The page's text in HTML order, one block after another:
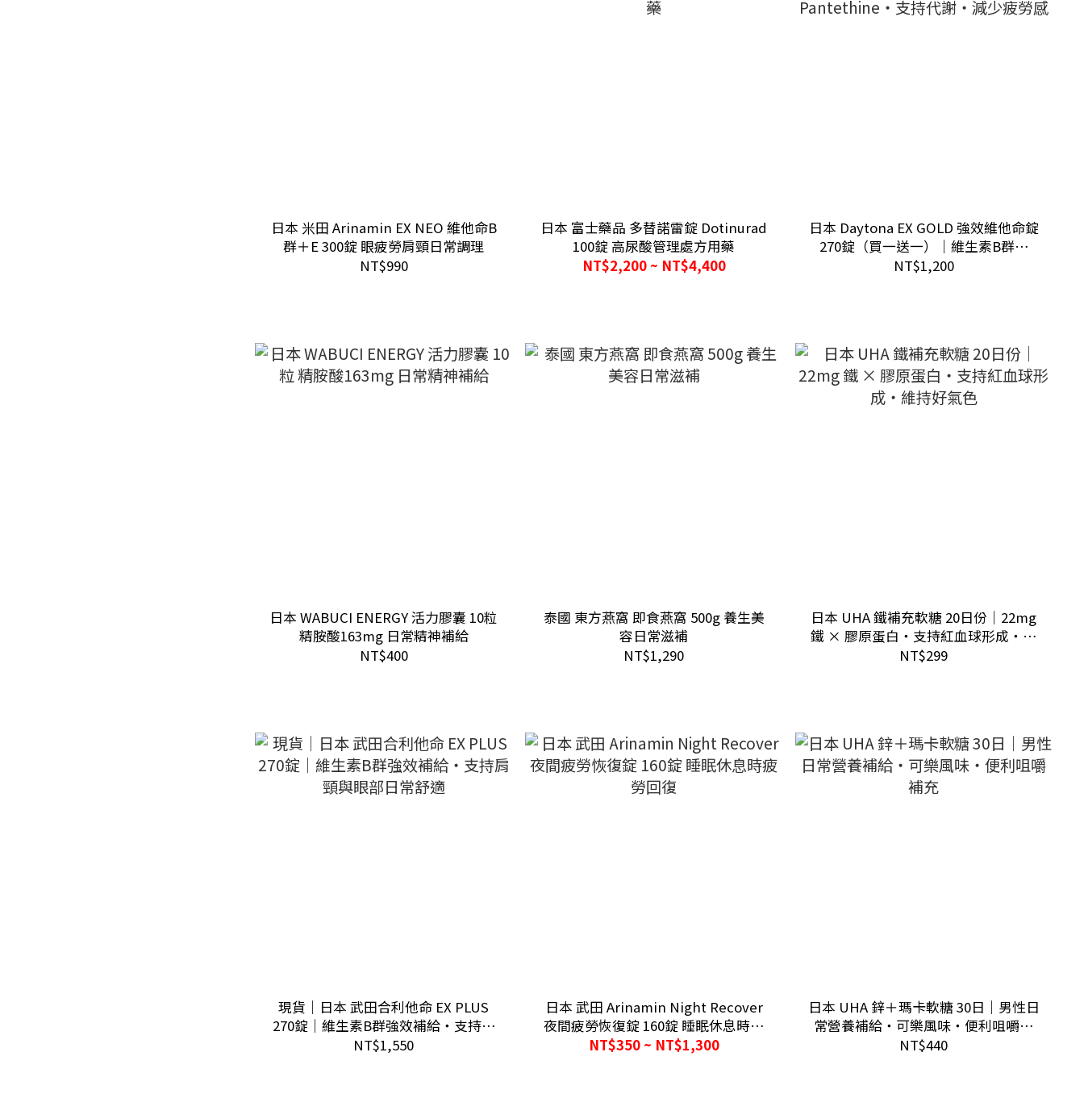
日本 米田 Arinamin EX NEO 維他命B
群＋E 300錠 眼疲勞肩頸日常調理
NT$990
日本 富士藥品 多替諾雷錠 Dotinurad
100錠 高尿酸管理處方用藥
NT$2,200 ~ NT$4,400
日本 Daytona EX GOLD 強效維他命錠
270錠（買一送一）｜維生素B群＋
Pantethine・支持代謝・減少疲勞感
NT$1,200
日本 WABUCI ENERGY 活力膠囊 10粒
精胺酸163mg 日常精神補給
NT$400
泰國 東方燕窩 即食燕窩 500g 養生美
容日常滋補
NT$1,290
日本 UHA 鐵補充軟糖 20日份｜22mg
鐵 × 膠原蛋白・支持紅血球形成・維
持好氣色
NT$299
現貨｜日本 武田合利他命 EX PLUS
270錠｜維生素B群強效補給・支持肩
頸與眼部日常舒適
NT$1,550
日本 武田 Arinamin Night Recover
夜間疲勞恢復錠 160錠 睡眠休息時疲
勞回復
NT$350 ~ NT$1,300
日本 UHA 鋅＋瑪卡軟糖 30日｜男性日
常營養補給・可樂風味・便利咀嚼補
充
NT$440